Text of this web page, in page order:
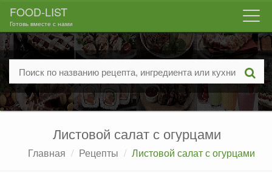
FOOD-LIST
Готовь вместе с нами
Листовой салат с огурцами
Главная Рецепты Листовой салат с огурцами